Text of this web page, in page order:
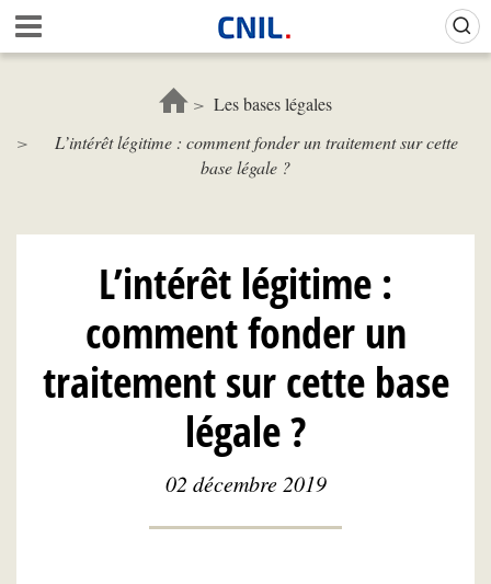
Aller
au
contenu
c
i
N
L
Les bases légales
L’intérêt légitime : comment fonder un traitement sur cette
base légale ?
L’intérêt légitime :
comment fonder un
traitement sur cette base
légale ?
02 décembre 2019
Gestion de vos préférences sur les cookies (témoins de connexion)